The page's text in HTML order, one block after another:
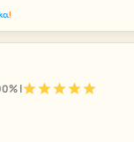
|starstarstarstarstar